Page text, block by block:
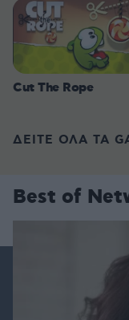
Cut The Rope
ΔΕΙΤΕ ΟΛΑ ΤΑ
Best of